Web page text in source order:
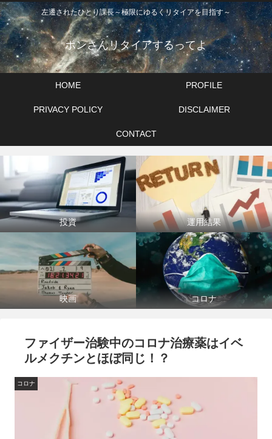
左遷されたひとり課長～極限にゆるくリタイアを目指す～
ポンさんリタイアするってよ
HOME PROFILE
PRIVACY POLICY DISCLAIMER
CONTACT
投資 運用結果
映画 コロナ
ファイザー治験中のコロナ治療薬はイベ
ルメクチンとほぼ同じ！？
コロナ